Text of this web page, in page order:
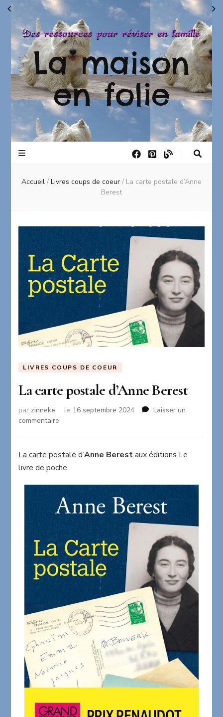
La maison
en folie
Accueil / Livres coups de coeur / La carte postale d’Anne
Berest
LIVRES COUPS DE COEUR
La carte postale d’Anne Berest
par zinneke le 16 septembre 2024
Laisser un
commentaire
postale
Berest
La carte postale d’Anne Berestaux éditions Le
livre de poche